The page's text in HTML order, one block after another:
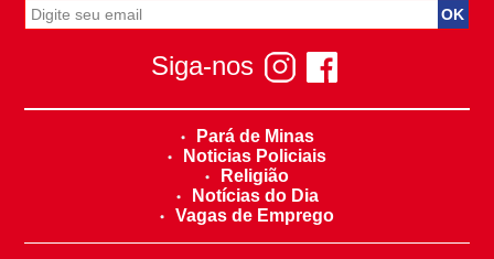
Siga-nos
Pará de Minas
Noticias Policiais
Religião
Notícias do Dia
Vagas de Emprego